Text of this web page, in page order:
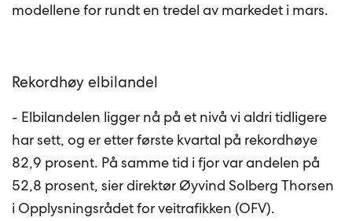
modellene for rundt en tredel av markedet i mars.
Rekordhøy elbilandel
- Elbilandelen ligger nå på et nivå vi aldri tidligere
har sett, og er etter første kvartal på rekordhøye
82,9 prosent. På samme tid i fjor var andelen på
52,8 prosent, sier direktør Øyvind Solberg Thorsen
i Opplysningsrådet for veitrafikken (OFV).